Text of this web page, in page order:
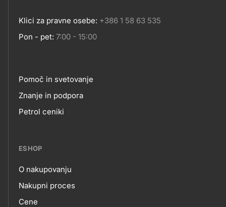
Klici za pravne osebe: +386 1 58 63 535
Pon - pet: 7:00 - 15:00
Footer
links
Pomoč in svetovanje
Znanje in podpora
Petrol ceniki
ESHOP
eshop
O nakupovanju
Nakupni proces
Cene